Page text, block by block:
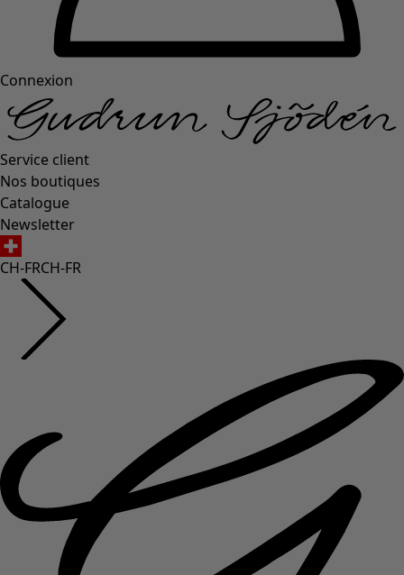
Connexion
Service client
Nos boutiques
Catalogue
Newsletter
CH-FRCH-FR